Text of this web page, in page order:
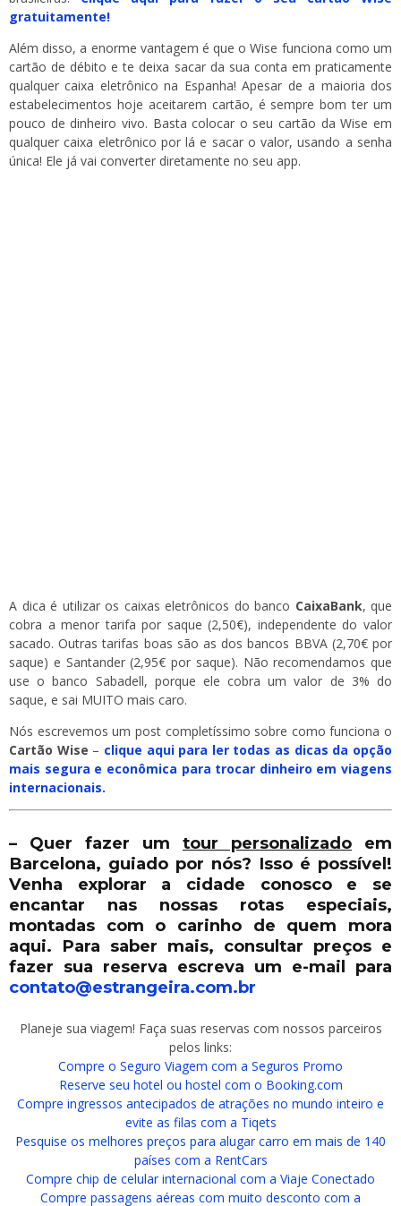
gratuitamente!
Além disso, a enorme vantagem é que o Wise funciona como um
cartão de débito e te deixa sacar da sua conta em praticamente
qualquer caixa eletrônico na Espanha! Apesar de a maioria dos
estabelecimentos hoje aceitarem cartão, é sempre bom ter um
pouco de dinheiro vivo. Basta colocar o seu cartão da Wise em
qualquer caixa eletrônico por lá e sacar o valor, usando a senha
única! Ele já vai converter diretamente no seu app.
A dica é utilizar os caixas eletrônicos do banco CaixaBank, que
cobra a menor tarifa por saque (2,50€), independente do valor
sacado. Outras tarifas boas são as dos bancos BBVA (2,70€ por
saque) e Santander (2,95€ por saque). Não recomendamos que
use o banco Sabadell, porque ele cobra um valor de 3% do
saque, e sai MUITO mais caro.
Nós escrevemos um post completíssimo sobre como funciona o
Cartão Wise – clique aqui para ler todas as dicas da opção
mais segura e econômica para trocar dinheiro em viagens
internacionais.
– Quer fazer um tour personalizado em
Barcelona, guiado por nós? Isso é possível!
Venha explorar a cidade conosco e se
encantar nas nossas rotas especiais,
montadas com o carinho de quem mora
aqui. Para saber mais, consultar preços e
fazer sua reserva escreva um e-mail para
contato@estrangeira.com.br
Planeje sua viagem! Faça suas reservas com nossos parceiros
pelos links:
Compre o Seguro Viagem com a Seguros Promo
Reserve seu hotel ou hostel com o Booking.com
Compre ingressos antecipados de atrações no mundo inteiro e
evite as filas com a Tiqets
Pesquise os melhores preços para alugar carro em mais de 140
países com a RentCars
Compre chip de celular internacional com a Viaje Conectado
Compre passagens aéreas com muito desconto com a